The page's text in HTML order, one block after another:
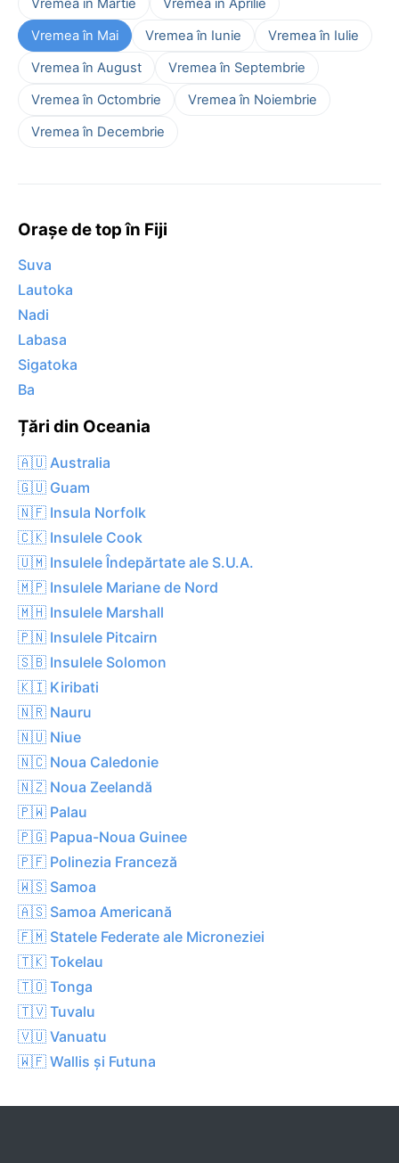
Vremea în Martie
Vremea în Aprilie
Vremea în Mai
Vremea în Iunie
Vremea în Iulie
Vremea în August
Vremea în Septembrie
Vremea în Octombrie
Vremea în Noiembrie
Vremea în Decembrie
Orașe de top în Fiji
Suva
Lautoka
Nadi
Labasa
Sigatoka
Ba
Țări din Oceania
🇦🇺 Australia
🇬🇺 Guam
🇳🇫 Insula Norfolk
🇨🇰 Insulele Cook
🇺🇲 Insulele Îndepărtate ale S.U.A.
🇲🇵 Insulele Mariane de Nord
🇲🇭 Insulele Marshall
🇵🇳 Insulele Pitcairn
🇸🇧 Insulele Solomon
🇰🇮 Kiribati
🇳🇷 Nauru
🇳🇺 Niue
🇳🇨 Noua Caledonie
🇳🇿 Noua Zeelandă
🇵🇼 Palau
🇵🇬 Papua-Noua Guinee
🇵🇫 Polinezia Franceză
🇼🇸 Samoa
🇦🇸 Samoa Americană
🇫🇲 Statele Federate ale Microneziei
🇹🇰 Tokelau
🇹🇴 Tonga
🇹🇻 Tuvalu
🇻🇺 Vanuatu
🇼🇫 Wallis și Futuna